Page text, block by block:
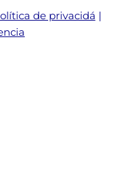
de privacidá |